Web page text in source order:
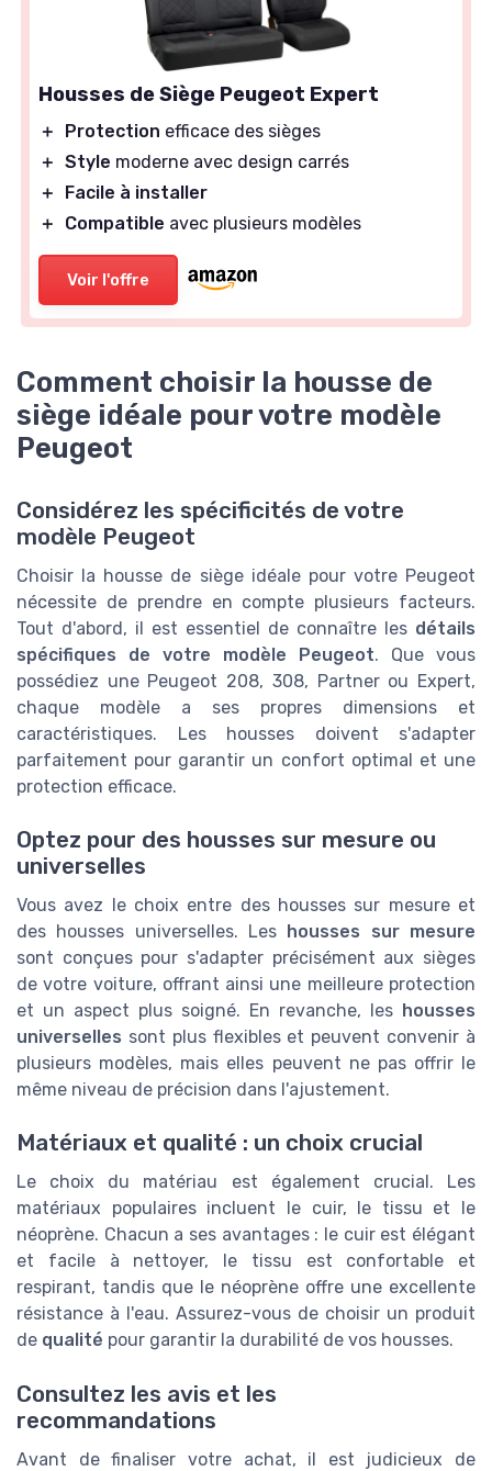
Housses de Siège Peugeot Expert
＋ Protection efficace des sièges
＋ Style moderne avec design carrés
＋
Facile à installer
＋
Compatible avec plusieurs modèles
Voir l'offre
Comment choisir la housse de
siège idéale pour votre modèle
Peugeot
Considérez les spécificités de votre
modèle Peugeot
Choisir la housse de siège idéale pour votre Peugeot
nécessite de prendre en compte plusieurs facteurs.
Tout d'abord, il est essentiel de connaître les détails
spécifiques de votre modèle Peugeot. Que vous
possédiez une Peugeot 208, 308, Partner ou Expert,
chaque modèle a ses propres dimensions et
caractéristiques. Les housses doivent s'adapter
parfaitement pour garantir un confort optimal et une
protection efficace.
Optez pour des housses sur mesure ou
universelles
Vous avez le choix entre des housses sur mesure et
des housses universelles. Les housses sur mesure
sont conçues pour s'adapter précisément aux sièges
de votre voiture, offrant ainsi une meilleure protection
et un aspect plus soigné. En revanche, les housses
universelles sont plus flexibles et peuvent convenir à
plusieurs modèles, mais elles peuvent ne pas offrir le
même niveau de précision dans l'ajustement.
Matériaux et qualité : un choix crucial
Le choix du matériau est également crucial. Les
matériaux populaires incluent le cuir, le tissu et le
néoprène. Chacun a ses avantages : le cuir est élégant
et facile à nettoyer, le tissu est confortable et
respirant, tandis que le néoprène offre une excellente
résistance à l'eau. Assurez-vous de choisir un produit
de qualité pour garantir la durabilité de vos housses.
Consultez les avis et les
recommandations
Avant de finaliser votre achat, il est judicieux de